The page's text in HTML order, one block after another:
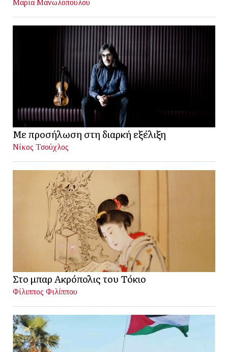
Μαρία Μανωλοπούλου
Με προσήλωση στη διαρκή εξέλιξη
Νίκος Τσούχλος
Στο μπαρ Ακρόπολις του Τόκιο
Φίλιππος Φιλίππου